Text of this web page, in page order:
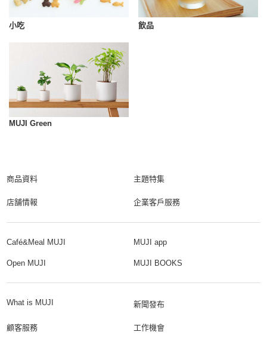
小吃 飲品
MUJI Green
商品資料 主題特集
店舗情報 企業客戶服務
Café&Meal MUJI MUJI app
Open MUJI MUJI BOOKS
What is MUJI 新聞發布
顧客服務 工作機會